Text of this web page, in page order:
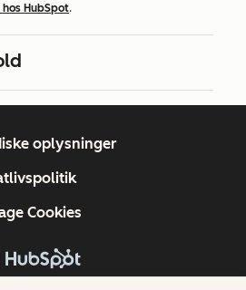
HubSpot.
oplysninger
Cookies